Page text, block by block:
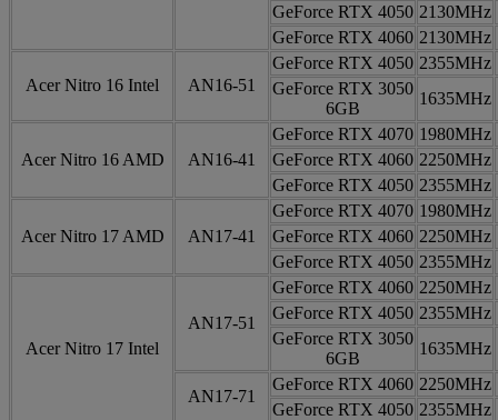
GeForce RTX 4050 2130MHz
GeForce RTX 4060 2130MHz
Acer Nitro 16 Intel AN16-51
GeForce RTX 4050 2355MHz
GeForce RTX 3050
6GB
1635MHz
Acer Nitro 16 AMD AN16-41
GeForce RTX 4070 1980MHz
GeForce RTX 4060 2250MHz
GeForce RTX 4050 2355MHz
Acer Nitro 17 AMD AN17-41
GeForce RTX 4070 1980MHz
GeForce RTX 4060 2250MHz
GeForce RTX 4050 2355MHz
Acer Nitro 17 Intel
AN17-51
GeForce RTX 4060 2250MHz
GeForce RTX 4050 2355MHz
GeForce RTX 3050
6GB
1635MHz
AN17-71
GeForce RTX 4060 2250MHz
GeForce RTX 4050 2355MHz